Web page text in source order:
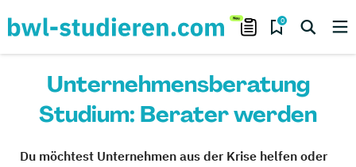
0
Unternehmensberatung
Studium: Berater werden
Du möchtest Unternehmen aus der Krise helfen oder